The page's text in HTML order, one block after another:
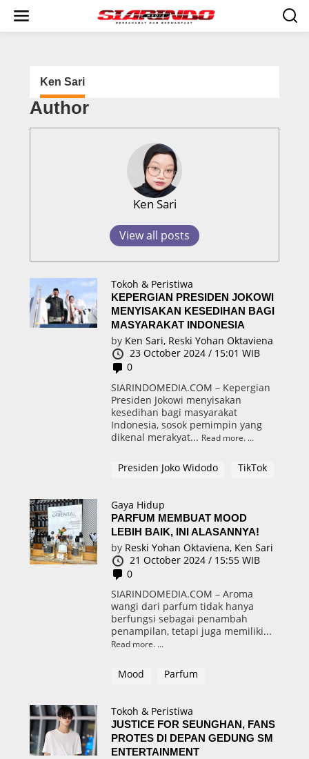
i
Ken Sari
Author
Ken Sari
View all posts
Tokoh & Peristiwa
KEPERGIAN PRESIDEN JOKOWI
MENYISAKAN KESEDIHAN BAGI
MASYARAKAT INDONESIA
by Ken Sari, Reski Yohan Oktaviena
23 October 2024 / 15:01 WIB
0
SIARINDOMEDIA.COM – Kepergian
Presiden Jokowi menyisakan
kesedihan bagi masyarakat
Indonesia, sosok pemimpin yang
dikenal merakyat... Read more.
Presiden Joko Widodo TikTok
Gaya Hidup
PARFUM MEMBUAT MOOD
LEBIH BAIK, INI ALASANNYA!
by Reski Yohan Oktaviena, Ken Sari
21 October 2024 / 15:55 WIB
0
SIARINDOMEDIA.COM – Aroma
wangi dari parfum tidak hanya
berfungsi sebagai penambah
penampilan, tetapi juga memiliki...
Read more.
Mood Parfum
Tokoh & Peristiwa
JUSTICE FOR SEUNGHAN, FANS
PROTES DI DEPAN GEDUNG SM
ENTERTAINMENT